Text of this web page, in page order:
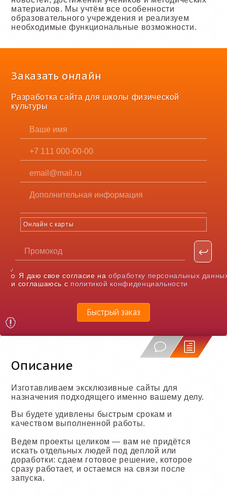
Заказать онлайн
Разработка сайта для школы физической
культуры
Онлайн с карты
Я даю свое согласие наобработку персональных
и соглашаюсь с политикой конфиденциальности
Быстрый заказ
материалов. Мы учтём все особенности
образовательного учреждения и реализуем
необходимые функциональные возможности.
Описание
Изготавливаем эксклюзивные сайты для
назначения подходящего именно вашему делу.
Вы будете удивлены быстрым срокам и
качеством выполненной работы.
Ведем проекты целиком — вам не придётся
искать отдельных людей под деплой или
доработки: сдаем готовое решение, которое
сразу работает, и остаемся на связи после
запуска.